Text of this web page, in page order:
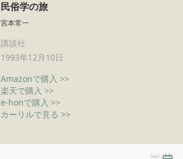
民俗学の旅
宮本常一
講談社
1993年12月10日
Amazonで購入 >>
楽天で購入 >>
e-honで購入 >>
カーリルで見る >>